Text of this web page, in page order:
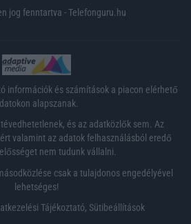
jog fenntartva - Telefonguru.hu
információk és számítások a piacon elérhető
alapszanak.
és az adatközlők sem. Az
valamint az adatok felhasználásból eredő
nem tudunk vállalni.
csak a tulajdonos engedélyével
lehetséges!
Tájékoztató, Sütibeállítások